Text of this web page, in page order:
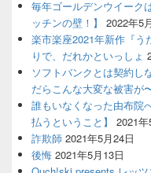
毎年ゴールデンウイーク
ッチンの壁！】
2022年5
楽市楽座2021年新作『う
りで、だれかといっしょ
ソフトバンクとは契約し
だらこんな大変な被害が
誰もいなくなった由布院
払うということ】
2021
詐欺師 2021年5月24日
後悔 2021年5月13日